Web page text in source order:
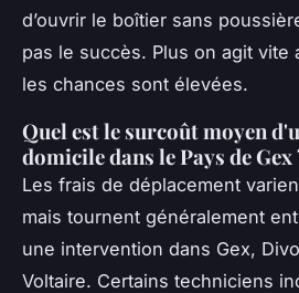
d’ouvrir le boîtier sans
pas le succès. Plus on agit vite
les chances sont élevées.
Quel est le surcoût moyen
domicile dans le Pays de Gex
Les frais de déplacement
mais tournent généralement
une intervention dans Gex,
Voltaire. Certains techniciens